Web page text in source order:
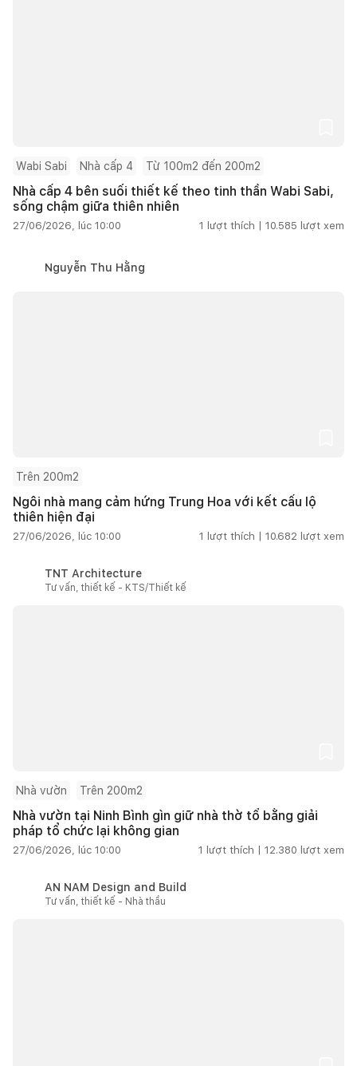
Wabi Sabi Nhà cấp 4 Từ 100m2 đến 200m2
Nhà cấp 4 bên suối thiết kế theo tinh thần Wabi Sabi,
sống chậm giữa thiên nhiên
27/06/2026, lúc 10:00 1 lượt thích | 10.585 lượt xem
Nguyễn Thu Hằng
Trên 200m2
Ngôi nhà mang cảm hứng Trung Hoa với kết cấu lộ
thiên hiện đại
27/06/2026, lúc 10:00 1 lượt thích | 10.682 lượt xem
TNT Architecture
Tư vấn, thiết kế - KTS/Thiết kế
Nhà vườn Trên 200m2
Nhà vườn tại Ninh Bình gìn giữ nhà thờ tổ bằng giải
pháp tổ chức lại không gian
27/06/2026, lúc 10:00 1 lượt thích | 12.380 lượt xem
AN NAM Design and Build
Tư vấn, thiết kế - Nhà thầu